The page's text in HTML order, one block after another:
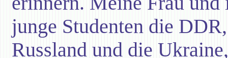
junge Studenten die
Russland und die